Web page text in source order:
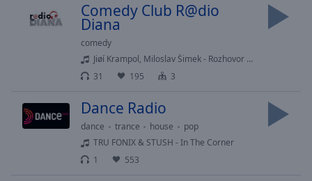
Opacity
Color
Comedy Club R@dio
Diana
comedy
Jiøí Krampol, Miloslav Šimek - Rozhovor s motocrossovým jezdcem
31
195 3
Dance Radio
dance trance house
pop
TRU FONIX & STUSH - In The Corner
1
553